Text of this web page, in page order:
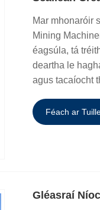
Mar mhonaróir
Mining
éagsúla, tá
deartha le
agus tacaíocht
Féach ar
Gléasraí